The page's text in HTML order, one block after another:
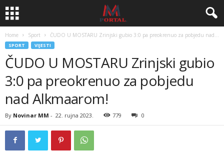
Home Sport ČUDO U MOSTARU Zrinjski gubio 3:0 pa preokrenuo za pobjedu nad...
SPORT VIJESTI
ČUDO U MOSTARU Zrinjski gubio
3:0 pa preokrenuo za pobjedu
nad Alkmaarom!
By Novinar MM - 22. rujna 2023. 779 0